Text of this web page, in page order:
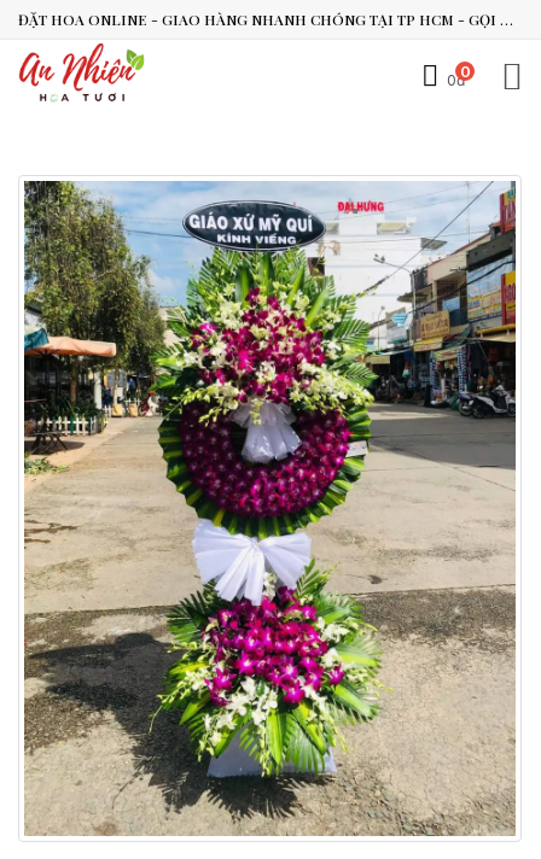
ĐẶT HOA ONLINE - GIAO HÀNG NHANH CHÓNG TẠI TP HCM - GỌI NGAY 0938.494.119 HOẶC 0899.492.909
0
0đ
An Nhiên Flowers
Chào bạn, mình có thể hỗ trợ chọn hoa theo dịp nào?
Vừa xong
Bạn có thể để lại yêu cầu, mình sẽ phản hồi sớm.